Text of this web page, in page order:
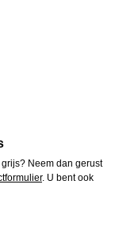
Neem dan gerust
. U bent ook